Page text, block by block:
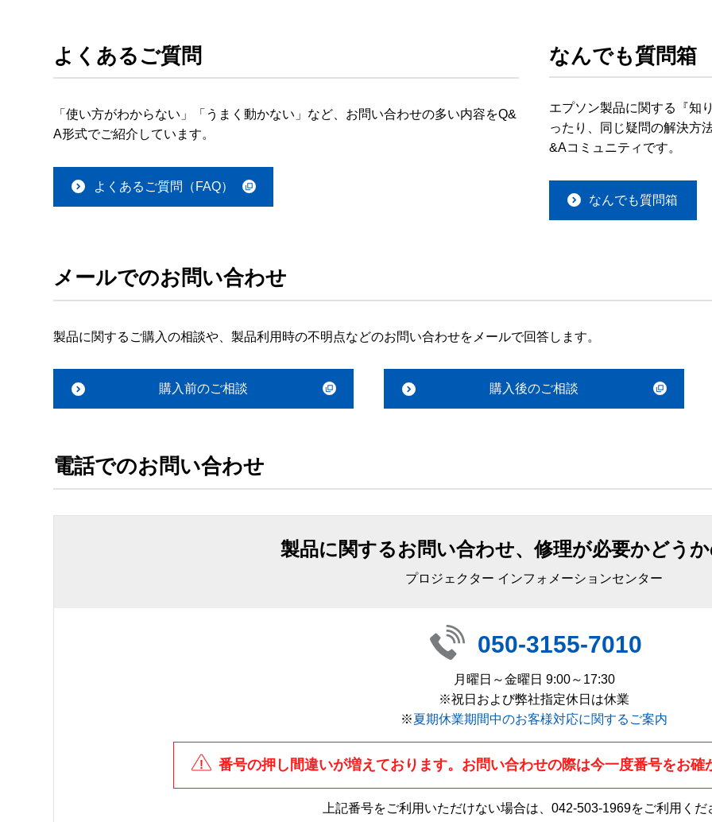
よくあるご質問
「使い方がわからない」「うまく動かない」など、お問い合わせの多い内容をQ&
A形式でご紹介しています。
よくあるご質問（FAQ）
なんでも質問箱
エプソン製品に関する『知
ったり、同じ疑問の解決方
&Aコミュニティです。
なんでも質問箱
メールでのお問い合わせ
製品に関するご購入の相談や、製品利用時の不明点などのお問い合わせをメールで回答します。
購入前のご相談 購入後のご相談
電話でのお問い合わせ
製品に関するお問い合わせ、修理が必要かどう
プロジェクター インフォメーションセンター
050-3155-7010
月曜日～金曜日 9:00～17:30
※祝日および弊社指定休日は休業
※夏期休業期間中のお客様対応に関するご案内
番号の押し間違いが増えております。お問い合わせの際は今一度番号をお確
上記番号をご利用いただけない場合は、 042-503-1969をご利用くだ